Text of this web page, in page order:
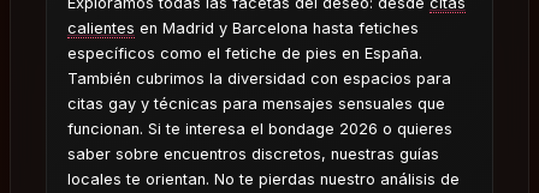
calientes en Madrid y Barcelona hasta fetiches
específicos como el fetiche de pies en España.
También cubrimos la diversidad con espacios para
citas gay y técnicas para mensajes sensuales que
funcionan. Si te interesa el bondage 2026 o quieres
saber sobre encuentros discretos, nuestras guías
locales te orientan. No te pierdas nuestro análisis de